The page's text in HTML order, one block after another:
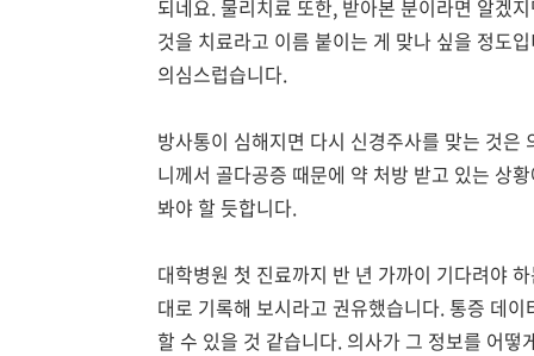
되네요. 물리치료 또한, 받아본 분이라면 알겠
것을 치료라고 이름 붙이는 게 맞나 싶을 정도
의심스럽습니다.
방사통이 심해지면 다시 신경주사를 맞는 것
니께서 골다공증 때문에 약 처방 받고 있는 상
봐야 할 듯합니다.
대학병원 첫 진료까지 반 년 가까이 기다려야
대로 기록해 보시라고 권유했습니다. 통증 데
할 수 있을 것 같습니다. 의사가 그 정보를 어